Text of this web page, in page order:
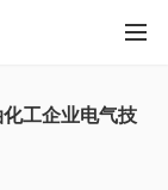
工企业电气技